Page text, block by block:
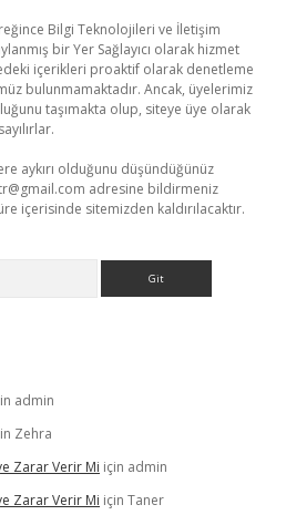
Bilgi Teknolojileri ve İletişim
bir Yer Sağlayıcı olarak hizmet
içerikleri proaktif olarak denetleme
bulunmamaktadır. Ancak, üyelerimiz
taşımakta olup, siteye üye olarak
aykırı olduğunu düşündüğünüz
adresine bildirmeniz
içerisinde sitemizden kaldırılacaktır.
admin
Zehra
Zarar Verir Mi için admin
Zarar Verir Mi için Taner